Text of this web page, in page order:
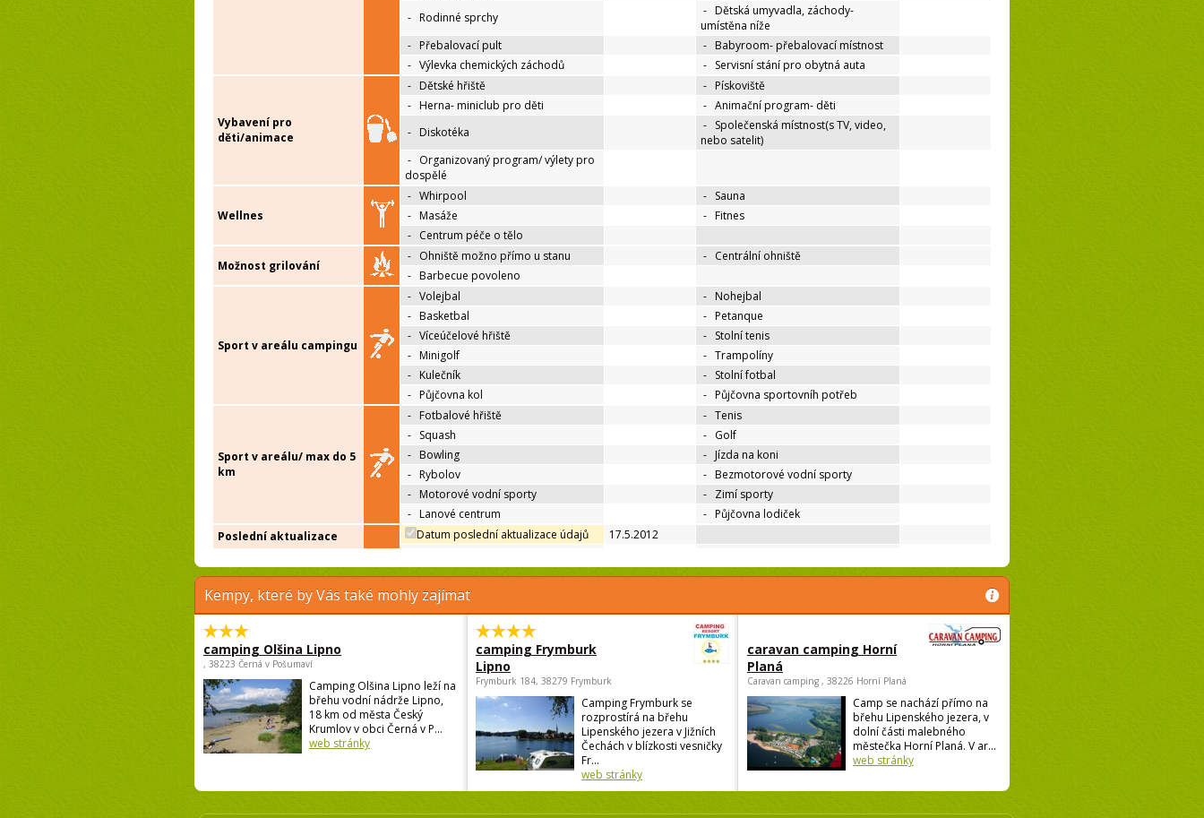
- Rodinné sprchy - Dětská umyvadla, záchody-
umístěna níže
- Přebalovací pult - Babyroom- přebalovací místnost
- Výlevka chemických záchodů - Servisní stání pro obytná auta
Vybavení pro
děti/animace
- Dětské hřiště - Pískoviště
- Herna- miniclub pro děti - Animační program- děti
- Diskotéka - Společenská místnost(s TV, video,
nebo satelit)
- Organizovaný program/ výlety pro
dospělé
Wellnes
- Whirpool - Sauna
- Masáže - Fitnes
- Centrum péče o tělo
Možnost grilování
- Ohniště možno přímo u stanu - Centrální ohniště
- Barbecue povoleno
Sport v areálu campingu
- Volejbal - Nohejbal
- Basketbal - Petanque
- Víceúčelové hřiště - Stolní tenis
- Minigolf - Trampolíny
- Kulečník - Stolní fotbal
- Půjčovna kol - Půjčovna sportovníh potřeb
Sport v areálu/ max do 5
km
- Fotbalové hřiště - Tenis
- Squash - Golf
- Bowling - Jízda na koni
- Rybolov - Bezmotorové vodní sporty
- Motorové vodní sporty - Zimí sporty
- Lanové centrum - Půjčovna lodiček
Poslední aktualizace
Datum poslední aktualizace údajů 17.5.2012
Kempy, které by Vás také mohly zajímat
camping Olšina Lipno
, 38223 Černá v Pošumaví
Camping Olšina Lipno leží na
břehu vodní nádrže Lipno,
18 km od města Český
Krumlov v obci Černá v P...
web stránky
camping Frymburk
Lipno
Frymburk 184, 38279 Frymburk
Camping Frymburk se
rozprostírá na břehu
Lipenského jezera v Jižních
Čechách v blízkosti vesničky
Fr...
web stránky
caravan camping Horní
Planá
Caravan camping , 38226 Horní Planá
Camp se nachází přímo na
břehu Lipenského jezera, v
dolní části malebného
městečka Horní Planá. V ar...
web stránky